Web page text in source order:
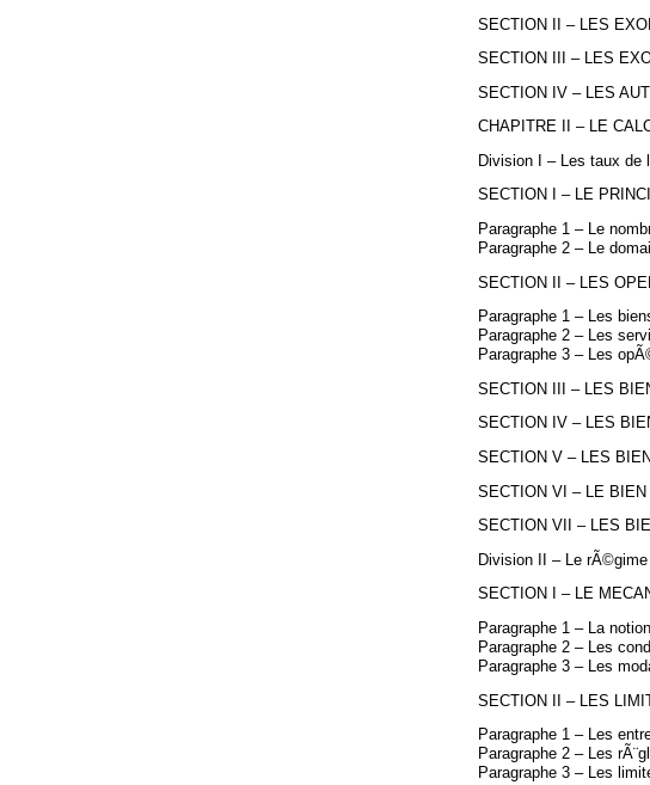
SECTION II – LES
SECTION III – LES
SECTION IV – LES
CHAPITRE II – LE
Division I – Les taux de
SECTION I – LE
Paragraphe 1 – Le
Paragraphe 2 – Le
SECTION II – LES
Paragraphe 1 – Les
Paragraphe 2 – Les
Paragraphe 3 – Les
SECTION III – LES
SECTION IV – LES
SECTION V – LES
SECTION VI – LE
SECTION VII – LES
Division II – Le
SECTION I – LE
Paragraphe 1 – La
Paragraphe 2 – Les
Paragraphe 3 – Les
SECTION II – LES
Paragraphe 1 – Les
Paragraphe 2 – Les
Paragraphe 3 – Les